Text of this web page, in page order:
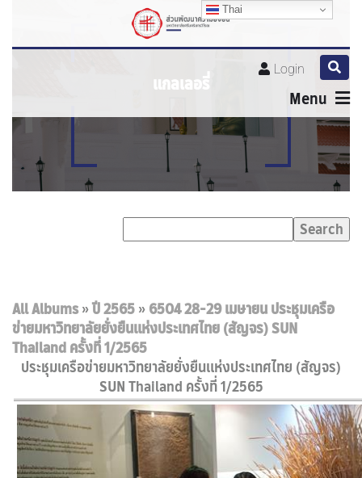
Login
Menu
แกลเลอรี่
All Albums»ปี 2565»6504 28-29 เมษายน ประชุมเครือ
ข่ายมหาวิทยาลัยยั่งยืนแห่งประเทศไทย (สัญจร) SUN
Thailand ครั้งที่ 1/2565
ประชุมเครือข่ายมหาวิทยาลัยยั่งยืนแห่งประเทศไทย (สัญจร)
SUN Thailand ครั้งที่ 1/2565
Thai
Thai
Thai